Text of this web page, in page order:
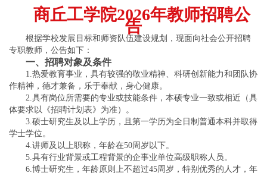
商丘工学院2026年教师招聘公
告
根据学校发展目标和师资队伍建设规划，现面向社会公开招聘
专职教师，公告如下：
一、招聘对象及条件
1.热爱教育事业，具有较强的敬业精神、科研创新能力和团队协
作精神，德才兼备，乐于奉献，身心健康。
2.具有岗位所需要的专业或技能条件，本硕专业一致或相近（具
体要求以《招聘计划表》为准）。
3.硕士研究生及以上学历，且第一学历为全日制普通本科并取得
学士学位。
4.讲师及以上职称，年龄在50周岁以下。
5.具有行业背景或工程背景的企事业单位高级职称人员。
6.博士研究生，年龄原则上不超过45周岁，特别优秀的人才，年